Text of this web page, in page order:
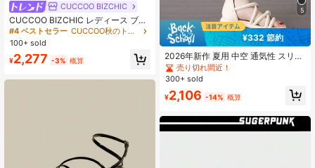
CUCCOO BIZCHIC
CUCCOO BIZCHIC レディース ブラ
ウンレオパード柄 ゴールドバックル
装飾レトロラウンドトウ快適ハイヒ
ールミュールサンダル
#4 ベストセラー
CUCCOO秋のトレンディ レディースウェッジ＆厚底シューズ&レディースパンプス&レディースフラット
100+ sold
¥2,277 -3% 概算
5
¥332 節約
2026年新作 夏用 中空 通気性 スリム
ロマンサンダル、多用途 ハイヒール
厚底プラットフォームウェッジサン
売り切れ間近！
300+ sold
¥2,106 -14% 概算